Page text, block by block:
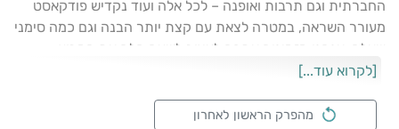
החברתית וגם תרבות ואופנה – לכל אלה ועוד נקדיש פודקאסט
מעורר השראה, במטרה לצאת עם קצת יותר הבנה וגם כמה סימני
שאלה. אנחנו מזמינים אתכם לעצור לשעה קלה את המרוץ,
להישען לאחור, לקחת את הזמן – ולחשוב.
[לקרוא עוד...]
מהפרק הראשון לאחרון